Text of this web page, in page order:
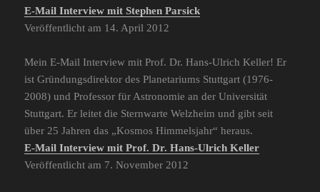
E-Mail Interview mit Stephen Parsick
Veröffentlicht am 14. April 2012
Mein E-Mail Interview mit Prof. Dr. Hans-Ulrich Keller! Er
ist Gründungsdirektor des Planetariums Stuttgart (1976-
2008) und Professor für Astronomie an der Universität
Stuttgart. Er leitet die Sternwarte Welzheim und gibt seit
über 25 Jahren das „Kosmos Himmelsjahr“ heraus.
E-Mail Interview mit Prof. Dr. Hans-Ulrich Keller
Veröffentlicht am 7. November 2012